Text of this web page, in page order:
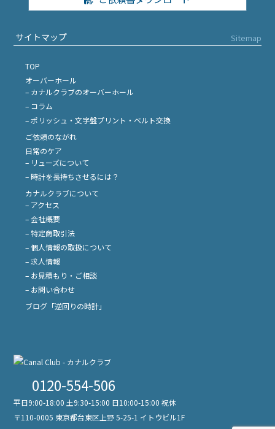
サイトマップ Sitemap
TOP
オーバーホール
– カナルクラブのオーバーホール
– コラム
– ポリッシュ・文字盤プリント・ベルト交換
ご依頼のながれ
日常のケア
– リューズについて
– 時計を長持ちさせるには？
カナルクラブについて
– アクセス
– 会社概要
– 特定商取引法
– 個人情報の取扱について
– 求人情報
– お見積もり・ご相談
– お問い合わせ
ブログ「逆回りの時計」
0120-554-506
平日9:00-18:00 土9:30-15:00 日10:00-15:00 祝休
〒110-0005 東京都台東区上野 5-25-1 イトウビル1F